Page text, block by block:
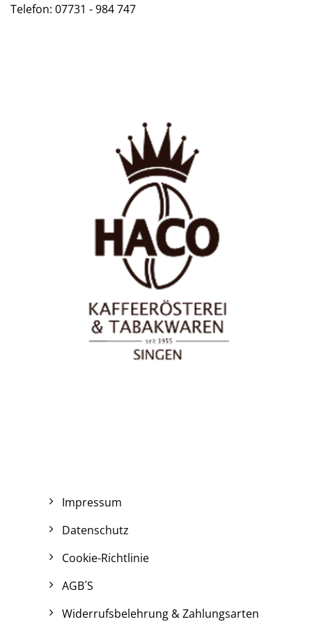
Telefon: 07731 - 984 747
Impressum
Datenschutz
Cookie-Richtlinie
AGB´S
Widerrufsbelehrung & Zahlungsarten